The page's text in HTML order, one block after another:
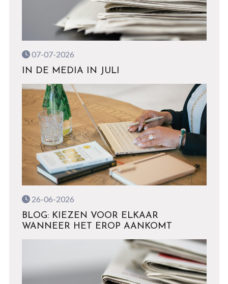
07-07-2026
IN DE MEDIA IN JULI
26-06-2026
BLOG: KIEZEN VOOR ELKAAR
WANNEER HET EROP AANKOMT